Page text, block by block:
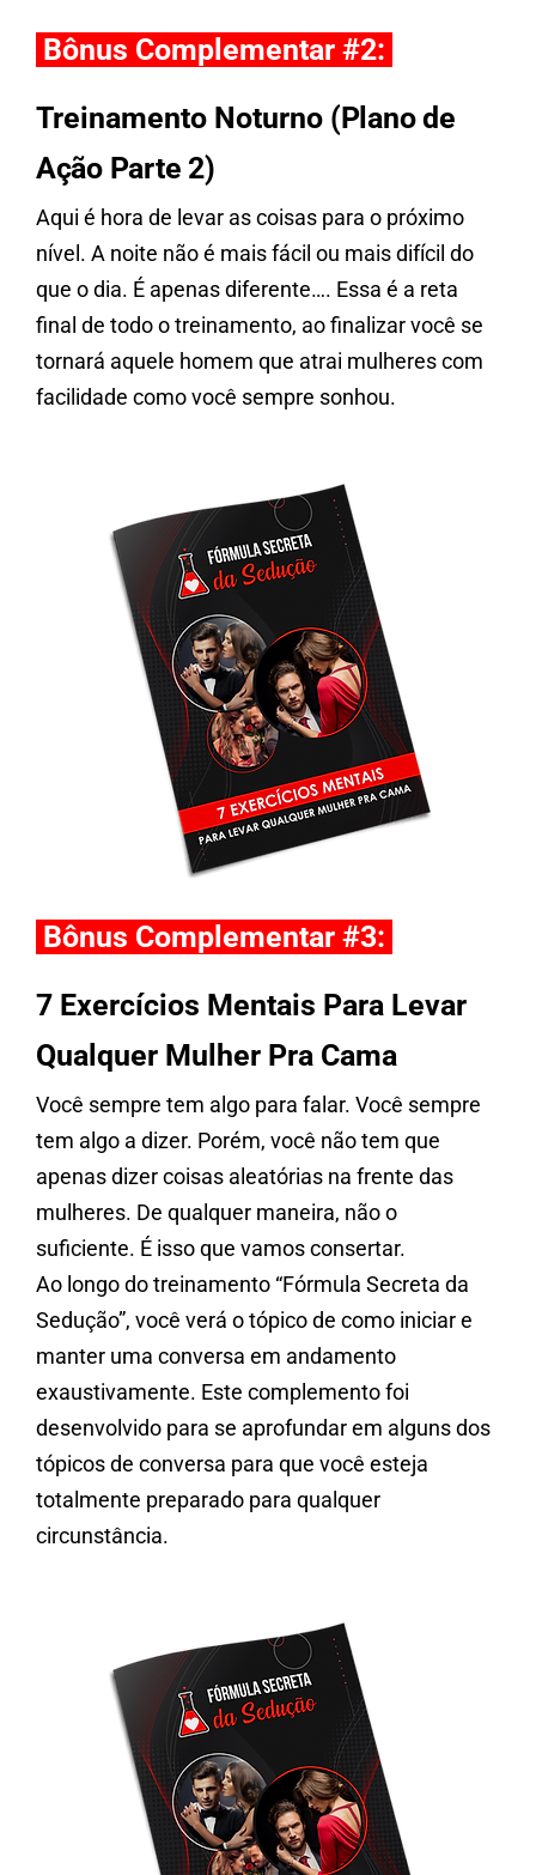
Bônus Complementar #2:
Treinamento Noturno (Plano de
Ação Parte 2)
Aqui é hora de levar as coisas para o próximo
nível. A noite não é mais fácil ou mais difícil do
que o dia. É apenas diferente…. Essa é a reta
final de todo o treinamento, ao finalizar você se
tornará aquele homem que atrai mulheres com
facilidade como você sempre sonhou.
Bônus Complementar #3:
7 Exercícios Mentais Para Levar
Qualquer Mulher Pra Cama
Você sempre tem algo para falar. Você sempre
tem algo a dizer. Porém, você não tem que
apenas dizer coisas aleatórias na frente das
mulheres. De qualquer maneira, não o
suficiente. É isso que vamos consertar.
Ao longo do treinamento “Fórmula Secreta da
Sedução”, você verá o tópico de como iniciar e
manter uma conversa em andamento
exaustivamente. Este complemento foi
desenvolvido para se aprofundar em alguns dos
tópicos de conversa para que você esteja
totalmente preparado para qualquer
circunstância.